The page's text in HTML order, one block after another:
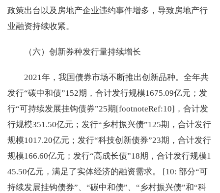
政策出台以及房地产企业违约事件增多，导致房地产行
业融资持续收紧。
（六）创新券种发行量持续增长
2021年，我国债券市场不断推出创新品种。全年共
发行“碳中和债”152期，合计发行规模1675.09亿元；发
行“可持续发展挂钩债券”25期[footnoteRef:10]，合计发
行规模351.50亿元；发行“乡村振兴债”125期，合计发行
规模1017.20亿元；发行“科技创新债券”23期，合计发行
规模166.60亿元；发行“高成长债”18期，合计发行规模1
45.50亿元，满足了实体经济的融资需求。 [10: 部分“可
持续发展挂钩债券”、“碳中和债”、“乡村振兴债”和“科